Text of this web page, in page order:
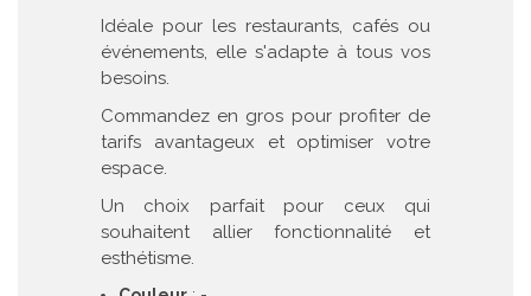
Idéale pour les restaurants, cafés ou
événements, elle s'adapte à tous vos
besoins.
Commandez en gros pour profiter de
tarifs avantageux et optimiser votre
espace.
Un choix parfait pour ceux qui
souhaitent allier fonctionnalité et
esthétisme.